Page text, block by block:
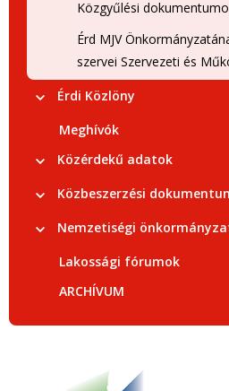
Közgyűlési
Érd MJV
szervei Szervezeti és
Érdi Közlöny
Meghívók
Közérdekű adatok
Közbeszerzési
Nemzetiségi
Lakossági fórumok
ARCHÍVUM